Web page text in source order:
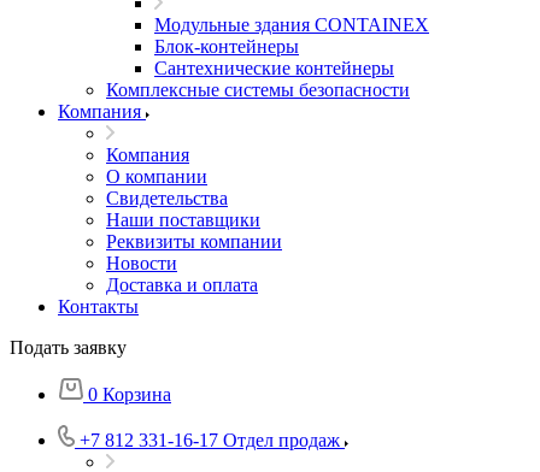
Модульные здания CONTAINEX
Блок-контейнеры
Сантехнические контейнеры
Комплексные системы безопасности
Компания
Компания
О компании
Свидетельства
Наши поставщики
Реквизиты компании
Новости
Доставка и оплата
Контакты
Подать заявку
0 Корзина
+7 812 331-16-17 Отдел продаж